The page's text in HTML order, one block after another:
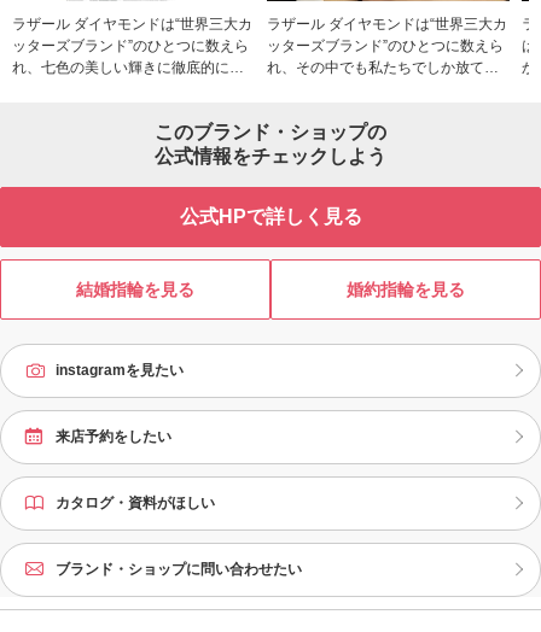
ラザール ダイヤモンドは“世界三大カ
ッターズブランド”のひとつに数えら
れ、七色の美しい輝きに徹底的にこ
から小さなメレダイヤモンドまで、
すべてのダイヤモンドに厳しい基準
カット・研磨まで一連の工程を備え
オリティ。かすかな光も大きな輝き
に変える理想のプロポーションであ
しいきらめきを放ちます。
ラザール ダイヤモンドは“世界三大カ
ッターズブランド”のひとつに数えら
れ、その中でも私たちでしか放てな
アです。 ニューヨークのトレンドを
感じさせながらも、創始者から受け
のを魅了。また卓越したクラフトマ
ィングやデザインだけでなく、着け
心地のよさにも反映されています。
ます。
ラ
は
か
お
このブランド・ショップの
公式情報をチェックしよう
公式HPで詳しく見る
結婚指輪を見る 婚約指輪を見る
instagramを見たい
来店予約をしたい
カタログ・資料がほしい
ブランド・ショップに問い合わせたい